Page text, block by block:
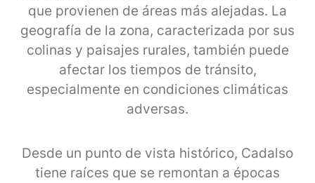
que provienen de áreas más alejadas. La
geografía de la zona, caracterizada por sus
colinas y paisajes rurales, también puede
afectar los tiempos de tránsito,
especialmente en condiciones climáticas
adversas.
Desde un punto de vista histórico, Cadalso
tiene raíces que se remontan a épocas